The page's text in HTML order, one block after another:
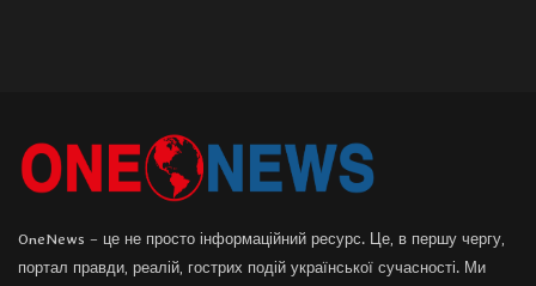
OneNews – це не просто інформаційний ресурс. Це, в першу чергу,
портал правди, реалій, гострих подій української сучасності. Ми